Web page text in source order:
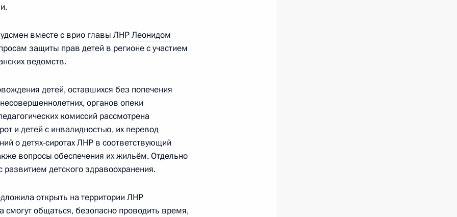
с инвалидами
на Крайнем Севере
край
вместе с врио главы ЛНРЛеонидом
защиты прав детей в регионе с участием
ведомств.
детей, оставшихся без попечения
органов опеки
комиссий рассмотрена
и детей с инвалидностью, их перевод
о детях-сиротах ЛНР в соответствующий
вопросы обеспечения их жильём. Отдельно
детского здравоохранения.
открыть на территории ЛНР
смогут общаться, безопасно проводить время,